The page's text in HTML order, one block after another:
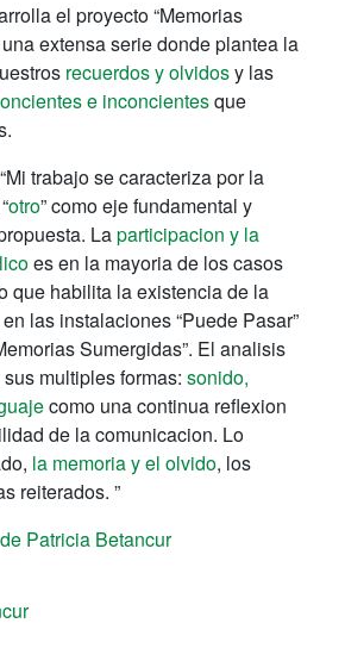
el proyecto “Memorias
extensa serie donde plantea la
recuerdos y olvidosy las
e inconcientesque
trabajo se caracteriza por la
otro” como eje fundamental y
Laparticipacion y la
es en la mayoria de los casos
que habilita la existencia de la
las instalaciones “Puede Pasar”
Sumergidas”. El analisis
sus multiples formas: sonido,
como una continua reflexion
de la comunicacion. Lo
la memoria y el olvido, los
reiterados. ”
Patricia Betancur